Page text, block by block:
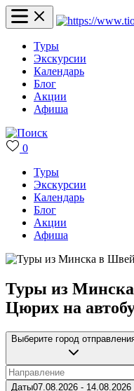
Туры
Экскурсии
Календарь
Блог
Акции
Афиша
0
Туры
Экскурсии
Календарь
Блог
Акции
Афиша
Туры из
Цюрих на
Выберите город
Даты07.08.2026 - 14.08.2026